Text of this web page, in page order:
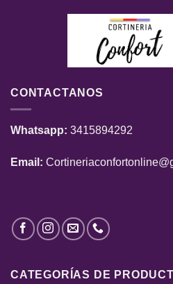
CONTACTANOS
Whatsapp: 3415894292
Email:
CATEGORÍAS DE